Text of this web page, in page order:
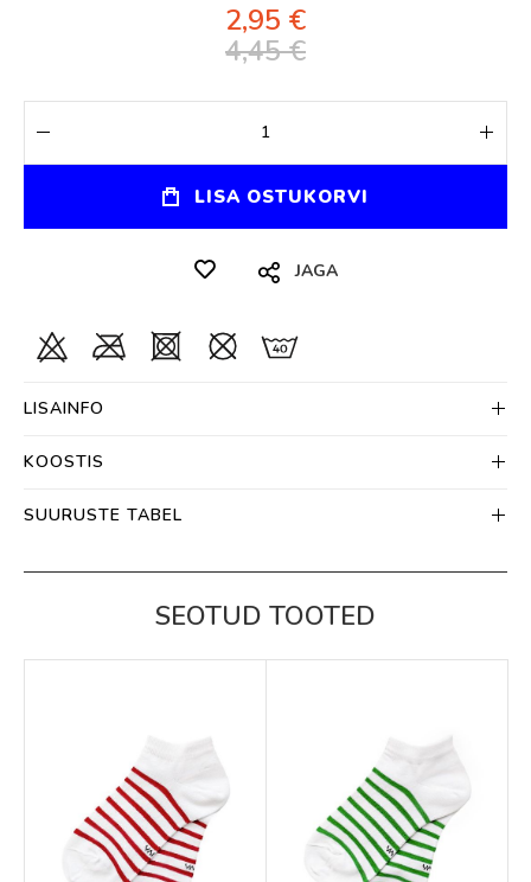
2,95 €
4,45 €
LISA OSTUKORVI
JAGA
LISAINFO
KOOSTIS
SUURUSTE TABEL
SEOTUD TOOTED